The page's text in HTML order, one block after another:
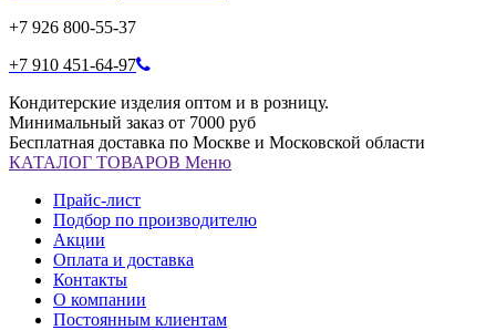
+7 926 800-55-37
+7 910 451-64-97
Кондитерские изделия оптом и в розницу.
Минимальный заказ от 7000 руб
Бесплатная доставка по Москве и Московской области
КАТАЛОГ ТОВАРОВ Меню
Прайс-лист
Подбор по производителю
Акции
Оплата и доставка
Контакты
О компании
Постоянным клиентам